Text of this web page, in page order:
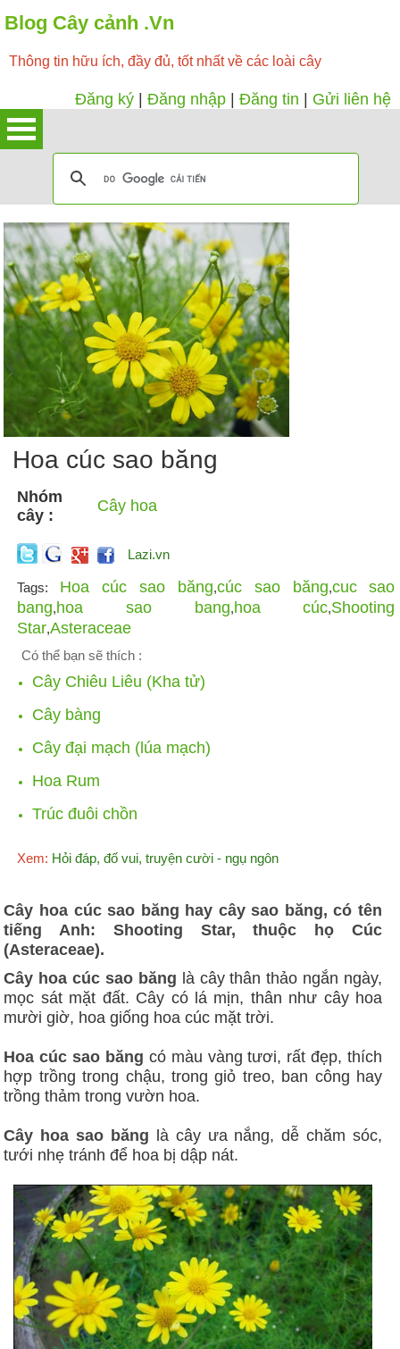
Blog Cây cảnh .Vn
Thông tin hữu ích, đầy đủ, tốt nhất về các loài cây
Đăng ký Đăng nhập Đăng tin Gửi liên hệ
Hoa cúc sao băng
Nhóm
cây :
Cây hoa
Lazi.vn
Tags: Hoa cúc sao băng,cúc sao băng,cuc sao
bang,hoa sao bang,hoa cúc,Shooting
Star,Asteraceae
Có thể bạn sẽ thích :
Cây Chiêu Liêu (Kha tử)
Cây bàng
Cây đại mạch (lúa mạch)
Hoa Rum
Trúc đuôi chồn
Xem: Hỏi đáp, đố vui, truyện cười - ngụ ngôn
Cây hoa cúc sao băng hay cây sao băng, có tên
tiếng Anh: Shooting Star, thuộc họ Cúc
(Asteraceae).
Cây hoa cúc sao băng là cây thân thảo ngắn ngày,
mọc sát mặt đất. Cây có lá mịn, thân như cây hoa
mười giờ, hoa giống hoa cúc mặt trời.
Hoa cúc sao băng có màu vàng tươi, rất đẹp, thích
hợp trồng trong chậu, trong giỏ treo, ban công hay
trồng thảm trong vườn hoa.
Cây hoa sao băng là cây ưa nắng, dễ chăm sóc,
tưới nhẹ tránh để hoa bị dập nát.